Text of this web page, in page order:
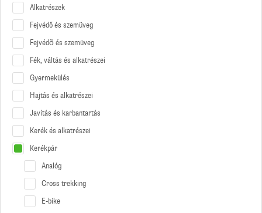
Alkatrészek
Fejvédő és szemüveg
Fejvédõ és szemüveg
Fék, váltás és alkatrészei
Gyermekülés
Hajtás és alkatrészei
Javítás és karbantartás
Kerék és alkatrészei
Kerékpár
Analóg
Cross trekking
E-bike